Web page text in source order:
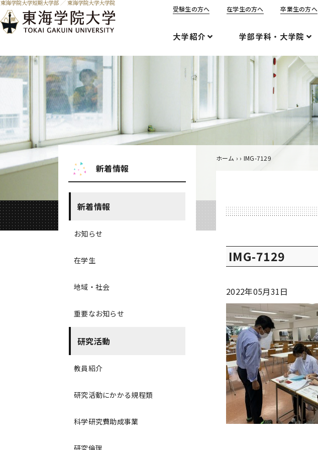
受験生の方へ 在学生の方へ 卒業生の方へ
大学紹介 学部学科・大学院
ホーム ›› IMG-7129
IMG-7129
2022年05月31日
新着情報
新着情報
お知らせ
在学生
地域・社会
重要なお知らせ
研究活動
教員紹介
研究活動にかかる規程類
科学研究費助成事業
研究倫理